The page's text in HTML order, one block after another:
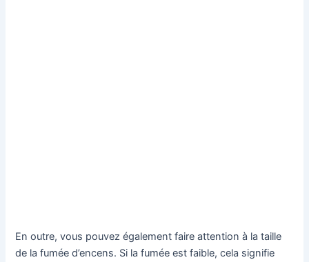
En outre, vous pouvez également faire attention à la taille
de la fumée d’encens. Si la fumée est faible, cela signifie